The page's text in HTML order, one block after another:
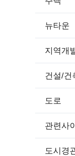
뉴타운
지역개
건설/건
도로
관련사
도시경